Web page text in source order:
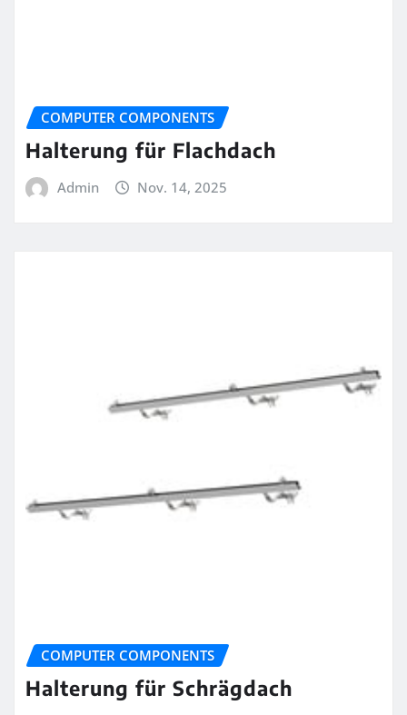
COMPUTER COMPONENTS
Halterung für Flachdach
Admin Nov. 14, 2025
COMPUTER COMPONENTS
Halterung für Schrägdach